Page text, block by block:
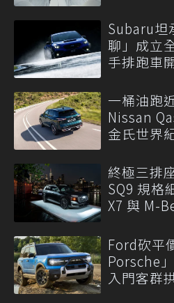
Subaru坦
聊」成立
手排跑車
一桶油跑
Nissan
金氏世界
終極三排
SQ9 規格
X7 與 M-
Ford砍平
Porsche
入門客群